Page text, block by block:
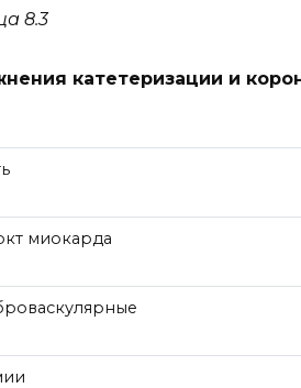
8.3
катетеризации и
миокарда